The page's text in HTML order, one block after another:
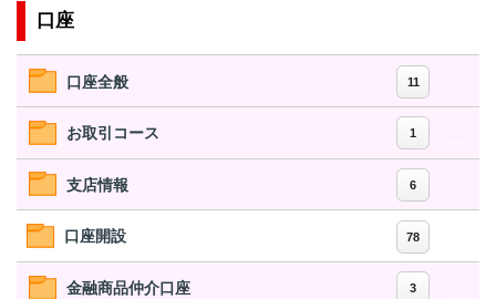
口座
口座全般 11
お取引コース 1
支店情報 6
口座開設 78
金融商品仲介口座 3